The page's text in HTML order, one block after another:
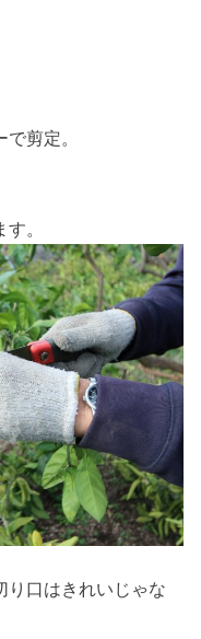
剪定。
。
り口はきれいじゃな